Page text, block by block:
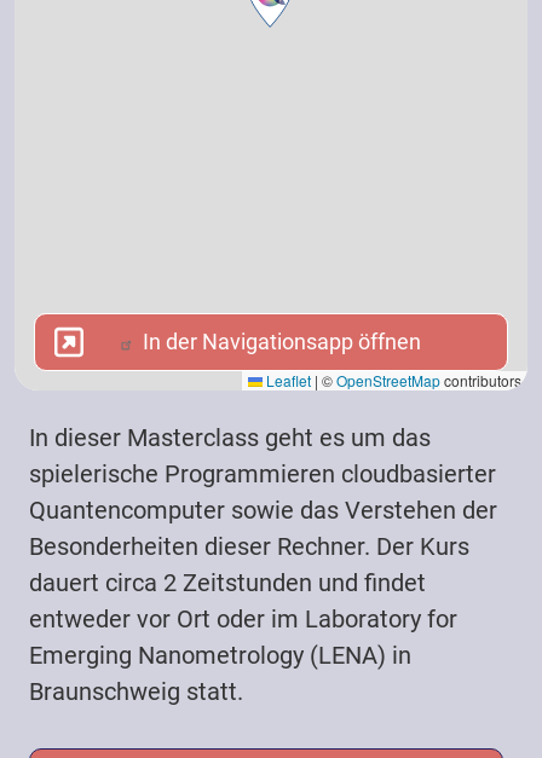
Leaflet | ©OpenStreetMapcontributors
In der Navigationsapp öffnen
In der Navigationsapp öffnen
In dieser Masterclass geht es um das
spielerische Programmieren cloudbasierter
Quantencomputer sowie das Verstehen der
Besonderheiten dieser Rechner. Der Kurs
dauert circa 2 Zeitstunden und findet
entweder vor Ort oder im Laboratory for
Emerging Nanometrology (LENA) in
Braunschweig statt.